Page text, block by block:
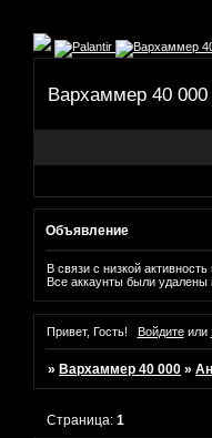
Вархаммер 40 000
Объявление
В связи с низкой
Все аккаунты были удалены
Привет, Гость! Войдитеили
» Вархаммер 40 000 »
Страница:1